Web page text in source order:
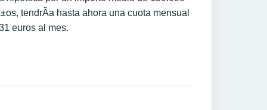
tendrÃ­a hasta ahora una cuota mensual
euros al mes.